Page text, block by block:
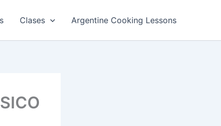
Clases Argentine Cooking Lessons